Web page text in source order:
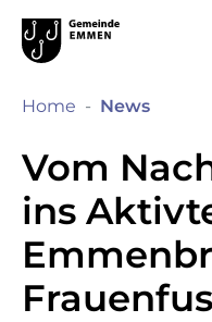
zur Startseite
Direkt zur
Direkt zum Inhalt
Direkt zur Suche
Direkt zum
KopfzeileEmmen
Hauptinhalt
Home News
Vom
ins